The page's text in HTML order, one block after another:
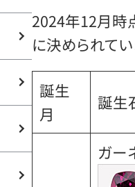
2024年12月時
に決められてい
誕生
月
誕生
ガー